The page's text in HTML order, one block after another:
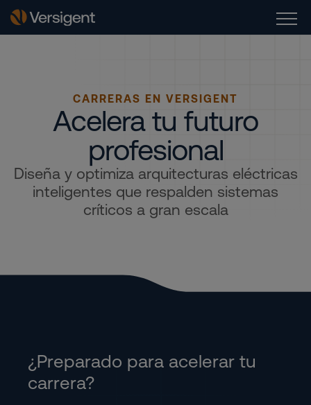
CARRERAS EN VERSIGENT
Acelera tu futuro
profesional
Diseña y optimiza arquitecturas eléctricas
inteligentes que respalden sistemas
críticos a gran escala
¿Preparado para acelerar tu
carrera?